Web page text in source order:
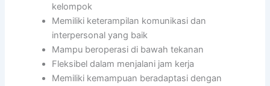
kelompok
Memiliki keterampilan komunikasi dan
interpersonal yang baik
Mampu beroperasi di bawah tekanan
Fleksibel dalam menjalani jam kerja
Memiliki kemampuan beradaptasi dengan